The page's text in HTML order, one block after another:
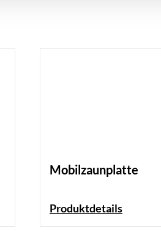
Mobilzaunplatte
Produktdetails